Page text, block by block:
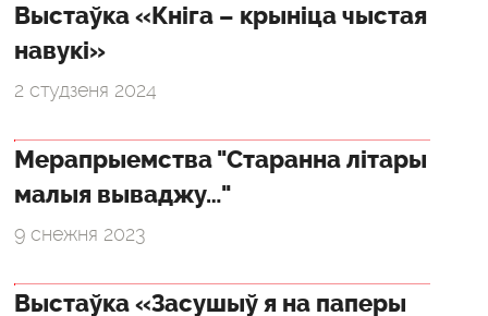
Выстаўка «Кніга – крыніца чыстая
навукі»
2 студзеня 2024
Мерапрыемства "Старанна літары
малыя вываджу…"
9 снежня 2023
Выстаўка «Засушыў я на паперы